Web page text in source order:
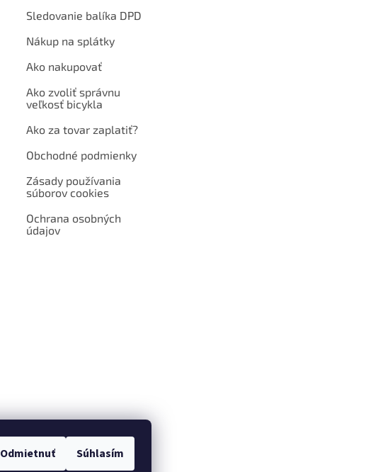
Odmietnuť Súhlasím
Sledovanie balíka DPD
Nákup na splátky
Ako nakupovať
Ako zvoliť správnu
veľkosť bicykla
Ako za tovar zaplatiť?
Obchodné podmienky
Zásady používania
súborov cookies
Ochrana osobných
údajov